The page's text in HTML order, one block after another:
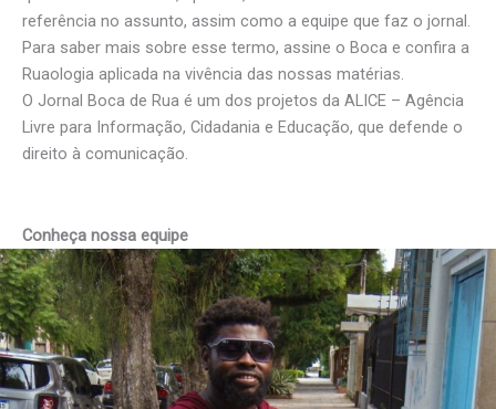
referência no assunto, assim como a equipe que faz o jornal.
Para saber mais sobre esse termo, assine o Boca e confira a
Ruaologia aplicada na vivência das nossas matérias.
O Jornal Boca de Rua é um dos projetos da ALICE – Agência
Livre para Informação, Cidadania e Educação, que defende o
direito à comunicação.
Conheça nossa equipe